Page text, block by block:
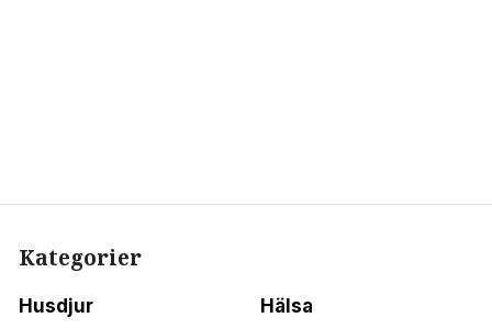
Kategorier
Husdjur Hälsa